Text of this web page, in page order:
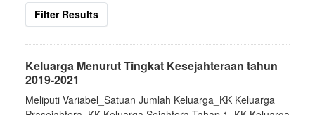
Filter Results
Keluarga Menurut Tingkat Kesejahteraan tahun
2019-2021
Meliputi Variabel_Satuan Jumlah Keluarga_KK Keluarga